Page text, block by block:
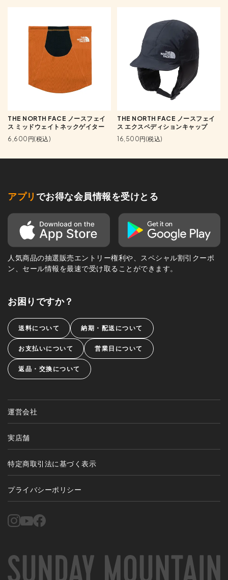
THE NORTH FACE ノースフェイ
ス ミッドウェイトネックゲイター
6,600円(税込)
THE NORTH FACE ノースフェイ
ス エクスペディションキャップ
16,500円(税込)
アプリ でお得な会員情報を受けとる
人気商品の抽選販売エントリー権利や、スペシャル割引クーポ
ン、セール情報を最速で受け取ることができます。
お困りですか？
送料について 納期・配送について
お支払いについて 営業日について
返品・交換について
運営会社
実店舗
特定商取引法に基づく表示
プライバシーポリシー